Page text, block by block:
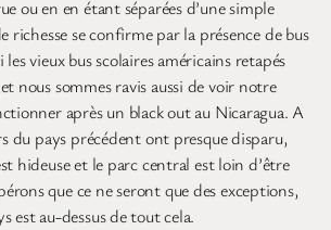
ou en en étant séparées d’une simple
richesse se confirme par la présence de bus
vieux bus scolaires américains retapés
nous sommes ravis aussi de voir notre
après un black out au Nicaragua. A
du pays précédent ont presque disparu,
hideuse et le parc central est loin d’être
que ce ne seront que des exceptions,
est au-dessus de tout cela.